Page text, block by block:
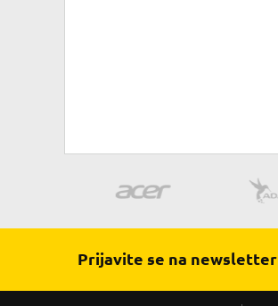
Prijavite se na newsletter